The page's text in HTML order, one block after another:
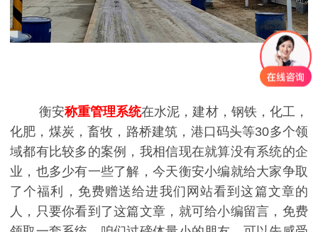
衡安称重管理系统在水泥，建材，钢铁，化工，
化肥，煤炭，畜牧，路桥建筑，港口码头等30多个领
域都有比较多的案例，我相信现在就算没有系统的企
业，也多少有一些了解，今天衡安小编就给大家争取
了个福利，免费赠送给进我们网站看到这篇文章的
人，只要你看到了这篇文章，就可给小编留言，免费